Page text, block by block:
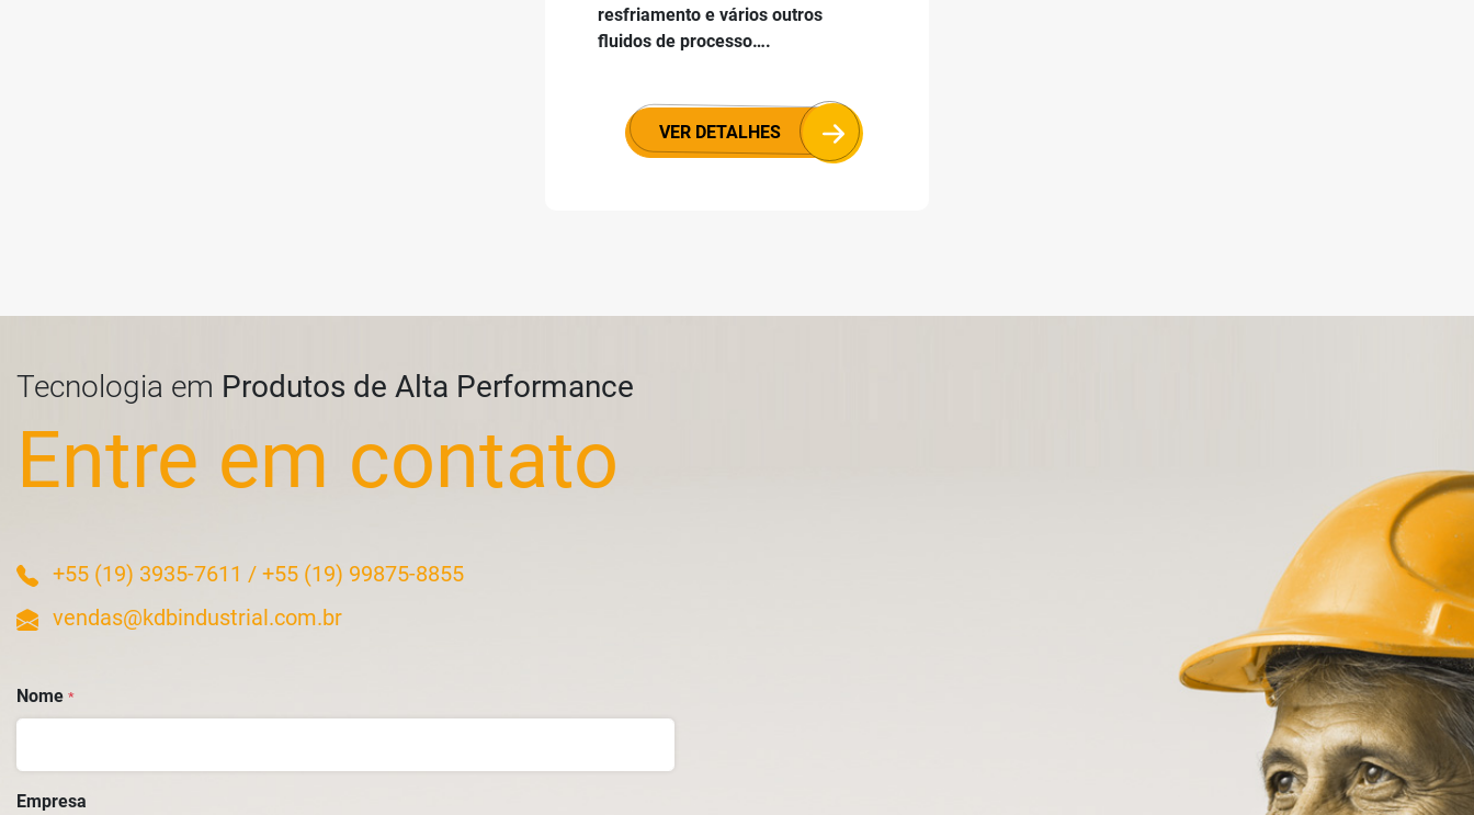
resfriamento e vários outros
fluidos de processo….
VER DETALHES
Tecnologia em Produtos de Alta Performance
Entre em contato
+55 (19) 3935-7611 / +55 (19) 99875-8855
vendas@kdbindustrial.com.br
Nome *
Empresa